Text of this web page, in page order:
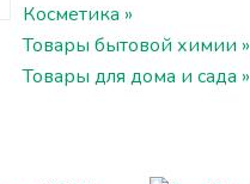
Косметика »
Товары бытовой химии »
Товары для дома и сада »